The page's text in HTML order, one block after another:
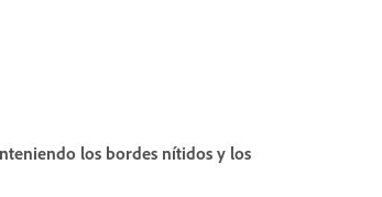
los bordes nítidos y los